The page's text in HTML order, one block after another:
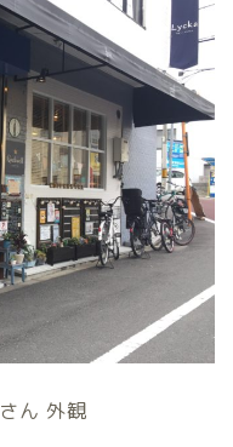
ん 外観